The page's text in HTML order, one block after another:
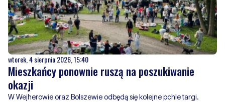
wtorek, 4 sierpnia 2026, 15:40
Mieszkańcy ponownie ruszą na poszukiwanie
okazji
W Wejherowie oraz Bolszewie odbędą się kolejne pchle targi.